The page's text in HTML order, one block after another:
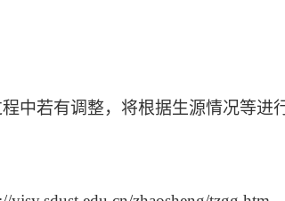
中若有调整，将根据生源情况等进